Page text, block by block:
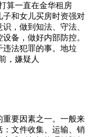
算一直在金华租房
和女儿买房时资强对
，做到知法、守法、
备，做好内部防控。
违法犯罪的事。地垃
，嫌疑人
要因素之一。一般来
文件收集、运输、销